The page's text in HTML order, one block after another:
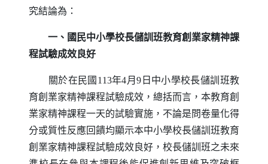
究結論為：
一、國民中小學校長儲訓班教育創業家精神課
程試驗成效良好
關於在民國113年4月9日中小學校長儲訓班教
育創業家精神課程試驗成效，總括而言，本教育創
業家精神課程一天的試驗實施，不論是問卷量化得
分或質性反應回饋均顯示本中小學校長儲訓班教育
創業家精神課程試驗成效良好，校長儲訓班之未來